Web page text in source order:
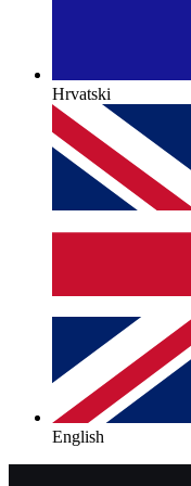
Hrvatski
English